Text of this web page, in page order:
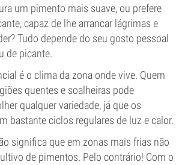
um pimento mais suave, ou prefere
capaz de lhe arrancar lágrimas e
Tudo depende do seu gosto pessoal
de picante.
é o clima da zona onde vive. Quem
quentes e soalheiras pode
qualquer variedade, já que os
bastante ciclos regulares de luz e calor.
significa que em zonas mais frias não
de pimentos. Pelo contrário! Com o